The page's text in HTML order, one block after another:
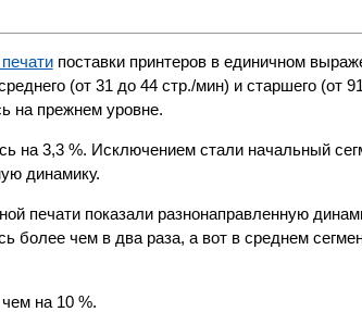
поставки принтеров в единичном
(от 31 до 44 стр./мин) и старшего (от
на прежнем уровне.
на 3,3 %. Исключением стали начальный
динамику.
печати показали разнонаправленную
более чем в два раза, а вот в среднем
на 10 %.